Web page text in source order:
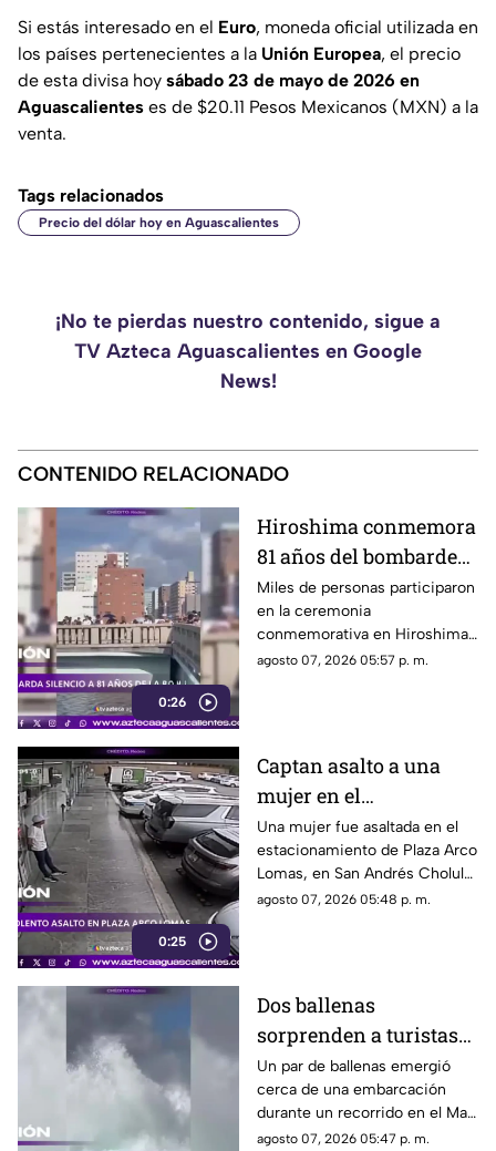
Si estás interesado en el Euro, moneda oficial utilizada en
los países pertenecientes a la Unión Europea, el precio
de esta divisa hoy sábado 23 de mayo de 2026 en
Aguascalientes es de $20.11 Pesos Mexicanos (MXN) a la
venta.
Tags relacionados
Precio del dólar hoy en Aguascalientes
¡No te pierdas nuestro contenido, sigue a
TV Azteca Aguascalientes en Google
News!
CONTENIDO RELACIONADO
0:26
Hiroshima conmemora
81 años del bombardeo
atómico con un minuto
de silencio
Miles de personas participaron
en la ceremonia
conmemorativa en Hiroshima,
donde se recordó a las
agosto 07, 2026 05:57 p. m.
0:25
Captan asalto a una
mujer en el
estacionamiento de
Plaza Arco Lomas
Una mujer fue asaltada en el
estacionamiento de Plaza Arco
Lomas, en San Andrés Cholula.
El ataque quedó registrado por
agosto 07, 2026 05:48 p. m.
Dos ballenas
sorprenden a turistas
durante avistamiento
en el Mar de Cortés
Un par de ballenas emergió
cerca de una embarcación
durante un recorrido en el Mar
de Cortés. El avistamiento fue
agosto 07, 2026 05:47 p. m.